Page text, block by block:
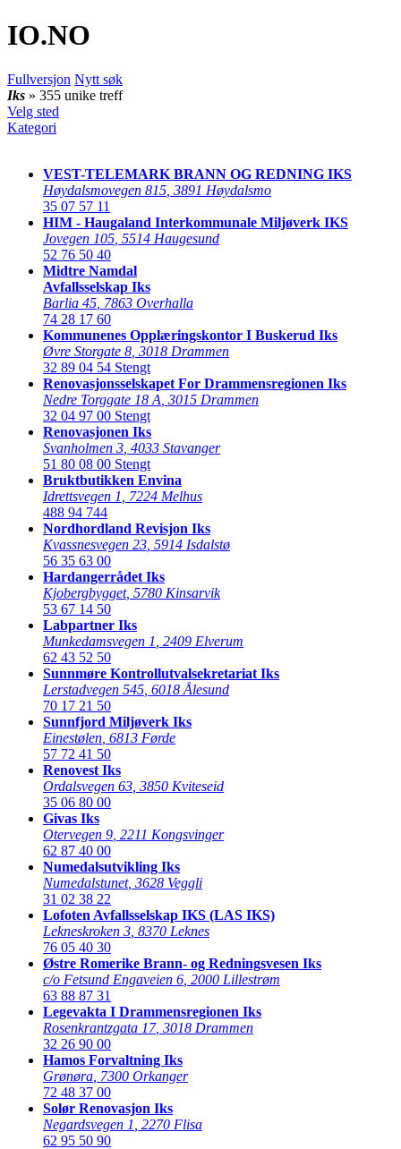
IO.NO
Fullversjon Nytt søk
Iks » 355 unike treff
Velg sted
Kategori
VEST-TELEMARK BRANN OG REDNING IKS
Høydalsmovegen 815 3891 Høydalsmo
35 07 57 11
HIM - Haugaland Interkommunale Miljøverk IKS
Jovegen 105 5514 Haugesund
52 76 50 40
Midtre Namdal
Avfallsselskap Iks
Barlia 45 7863 Overhalla
74 28 17 60
Kommunenes Opplæringskontor I Buskerud Iks
Øvre Storgate 8 3018 Drammen
32 89 04 54 Stengt
Renovasjonsselskapet For Drammensregionen Iks
Nedre Torggate 18 A 3015 Drammen
32 04 97 00 Stengt
Renovasjonen Iks
Svanholmen 3 4033 Stavanger
51 80 08 00 Stengt
Bruktbutikken Envina
Idrettsvegen 1
7224 Melhus
488 94 744
Nordhordland Revisjon Iks
Kvassnesvegen 23 5914 Isdalstø
56 35 63 00
Hardangerrådet Iks
Kjobergbygget, 5780 Kinsarvik
53 67 14 50
Labpartner Iks
Munkedamsvegen 1 2409 Elverum
62 43 52 50
Sunnmøre Kontrollutvalsekretariat Iks
Lerstadvegen 545 6018 Ålesund
70 17 21 50
Sunnfjord Miljøverk Iks
Einestølen 6813 Førde
57 72 41 50
Renovest Iks
Ordalsvegen 63 3850 Kviteseid
35 06 80 00
Givas Iks
Otervegen 9 2211 Kongsvinger
62 87 40 00
Numedalsutvikling Iks
Numedalstunet, 3628 Veggli
31 02 38 22
Lofoten Avfallsselskap IKS (LAS IKS)
Lekneskroken 3 8370 Leknes
76 05 40 30
Østre Romerike Brann- og Redningsvesen Iks
c/o Fetsund Engaveien 6 2000 Lillestrøm
63 88 87 31
Legevakta I Drammensregionen Iks
Rosenkrantzgata 17, 3018 Drammen
32 26 90 00
Hamos Forvaltning Iks
Grønøra 7300 Orkanger
72 48 37 00
Solør Renovasjon Iks
Negardsvegen 1 2270 Flisa
62 95 50 90